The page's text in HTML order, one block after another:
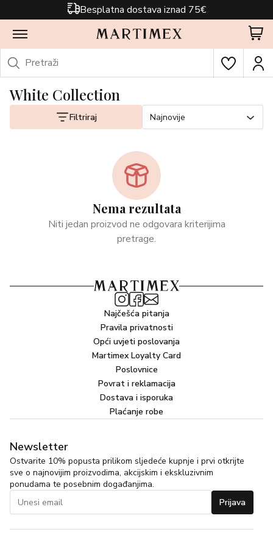
Besplatna dostava iznad 75€
White Collection
Filtriraj Najnovije
Nema rezultata
Niti jedan proizvod ne odgovara kriterijima
pretrage.
Najčešća pitanja
Pravila privatnosti
Opći uvjeti poslovanja
Martimex Loyalty Card
Poslovnice
Povrat i reklamacija
Dostava i isporuka
Plaćanje robe
Newsletter
Ostvarite 10% popusta prilikom sljedeće kupnje i prvi otkrijte
sve o najnovijim proizvodima, akcijskim i ekskluzivnim
ponudama te posebnim događanjima.
Prijava